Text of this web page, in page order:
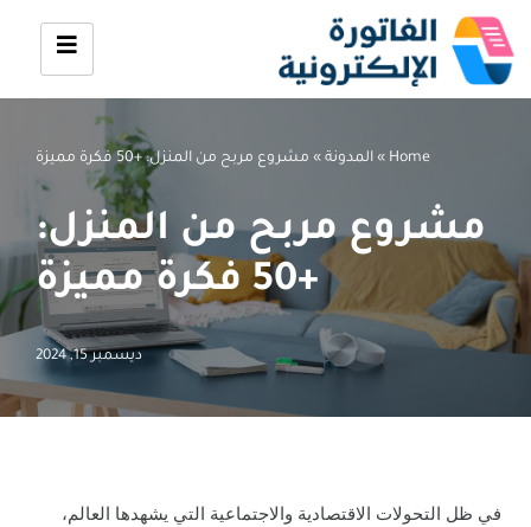
تخطى
Home
» المدونة » مشروع مربح من المنزل: +50 فكرة مميزة
مشروع مربح من المنزل:
+50 فكرة مميزة
ديسمبر 15, 2024
في ظل التحولات الاقتصادية والاجتماعية التي يشهدها العالم،